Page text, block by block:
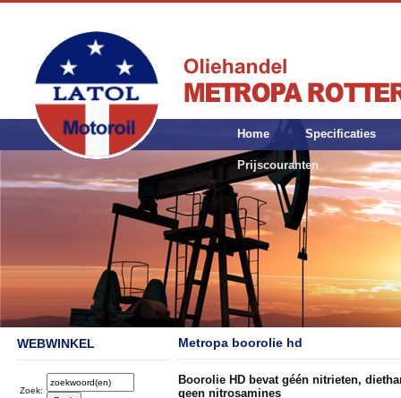
Home Specificaties
Prijscouranten
WEBWINKEL
Zoek:
Metropa boorolie hd
Boorolie HD bevat géén nitrieten,
geen nitrosamines